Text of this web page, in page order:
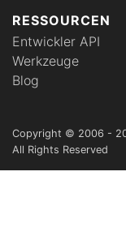
RESSOURCEN
Entwickler API
Werkzeuge
Blog
Copyright © 2006 -
All Rights Reserved